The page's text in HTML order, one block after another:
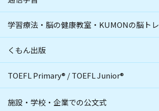
学習療法・脳の健康教室・KUMONの脳トレ
くもん出版
TOEFL Primary® /TOEFL Junior®
施設・学校・企業での公文式